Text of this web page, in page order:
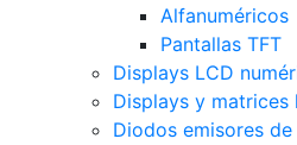
Alfanuméricos
Pantallas TFT
Displays LCD
Displays y matrices
Diodos emisores de